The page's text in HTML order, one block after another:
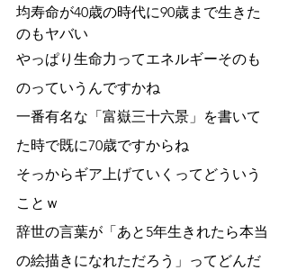
均寿命が40歳の時代に90歳まで生きた
のもヤバい
やっぱり生命力ってエネルギーそのも
のっていうんですかね
一番有名な「富嶽三十六景」を書いて
た時で既に70歳ですからね
そっからギア上げていくってどういう
ことｗ
辞世の言葉が「あと5年生きれたら本当
の絵描きになれただろう」ってどんだ